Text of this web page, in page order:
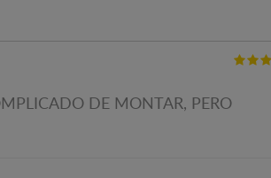
DE MONTAR, PERO